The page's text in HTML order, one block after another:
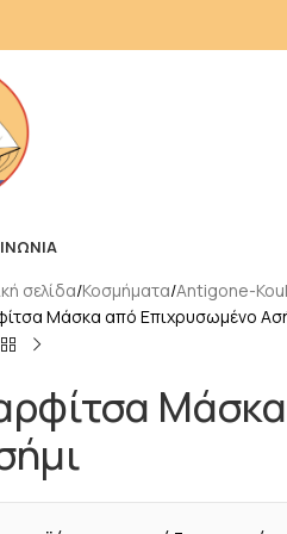
σελίδα Κοσμήματα Antigone-
Μάσκα από Επιχρυσωμένο